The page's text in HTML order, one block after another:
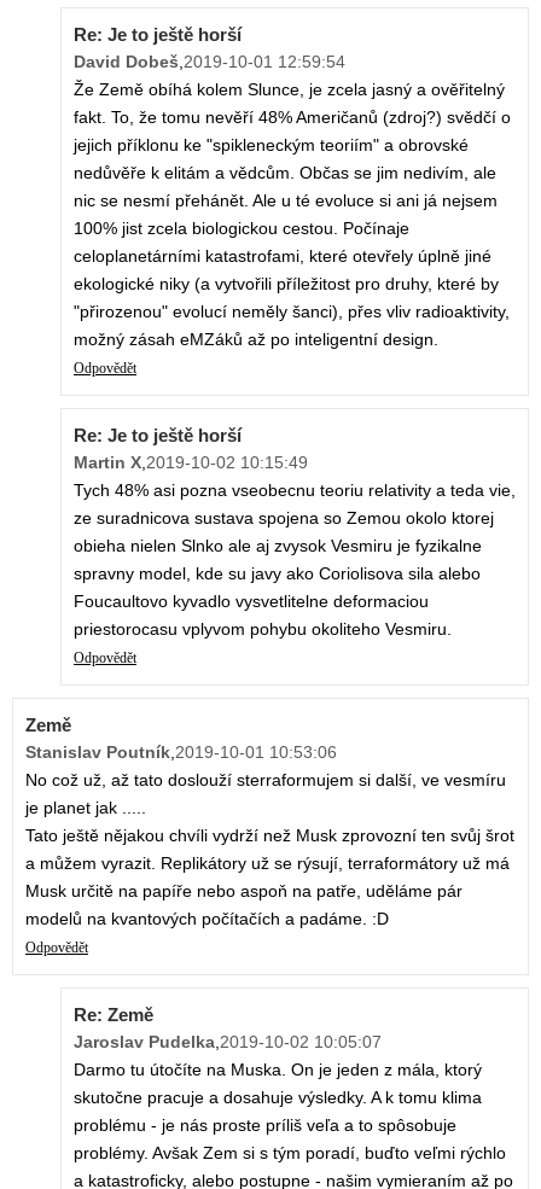
Re: Je to ještě horší
David Dobeš 2019-10-01 12:59:54
Že Země obíhá kolem Slunce, je zcela jasný a ověřitelný
fakt. To, že tomu nevěří 48% Američanů (zdroj?) svědčí o
jejich příklonu ke "spikleneckým teoriím" a obrovské
nedůvěře k elitám a vědcům. Občas se jim nedivím, ale
nic se nesmí přehánět. Ale u té evoluce si ani já nejsem
100% jist zcela biologickou cestou. Počínaje
celoplanetárními katastrofami, které otevřely úplně jiné
ekologické niky (a vytvořili příležitost pro druhy, které by
"přirozenou" evolucí neměly šanci), přes vliv radioaktivity,
možný zásah eMZáků až po inteligentní design.
Odpovědět
Re: Je to ještě horší
Martin X 2019-10-02 10:15:49
Tych 48% asi pozna vseobecnu teoriu relativity a teda vie,
ze suradnicova sustava spojena so Zemou okolo ktorej
obieha nielen Slnko ale aj zvysok Vesmiru je fyzikalne
spravny model, kde su javy ako Coriolisova sila alebo
Foucaultovo kyvadlo vysvetlitelne deformaciou
priestorocasu vplyvom pohybu okoliteho Vesmiru.
Odpovědět
Země
Stanislav Poutník 2019-10-01 10:53:06
No což už, až tato doslouží sterraformujem si další, ve vesmíru
je planet jak .....
Tato ještě nějakou chvíli vydrží než Musk zprovozní ten svůj šrot
a můžem vyrazit. Replikátory už se rýsují, terraformátory už má
Musk určitě na papíře nebo aspoň na patře, uděláme pár
modelů na kvantových počítačích a padáme. :D
Odpovědět
Re: Země
Jaroslav Pudelka 2019-10-02 10:05:07
Darmo tu útočíte na Muska. On je jeden z mála, ktorý
skutočne pracuje a dosahuje výsledky. A k tomu klima
problému - je nás proste príliš veľa a to spôsobuje
problémy. Avšak Zem si s tým poradí, buďto veľmi rýchlo
a katastroficky, alebo postupne - našim vymieraním až po